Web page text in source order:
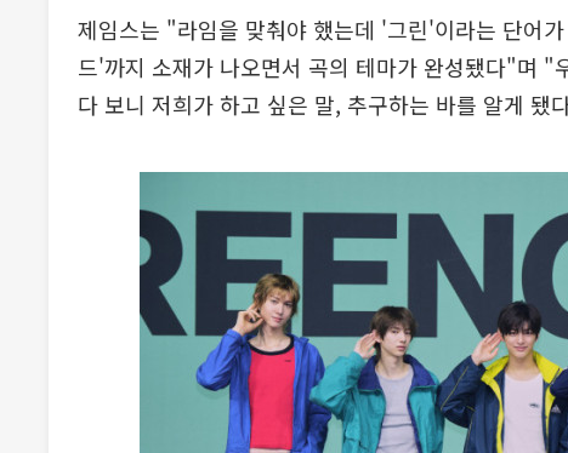
제임스는 "라임을 맞춰야 했는데 '그린'이라는 단어
드'까지 소재가 나오면서 곡의 테마가 완성됐다"며 "
다 보니 저희가 하고 싶은 말, 추구하는 바를 알게 됐